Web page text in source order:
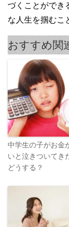
づくことができ
な人生を掴むこ
おすすめ関
中学生の子がお金
いと泣きついてき
どうする？